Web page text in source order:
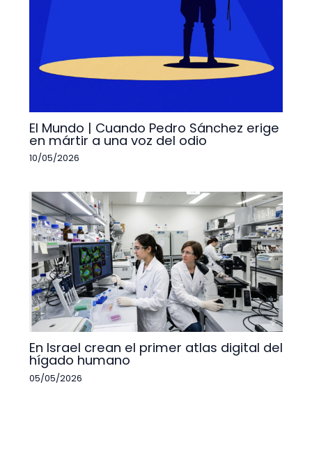
El Mundo | Cuando Pedro Sánchez erige
en mártir a una voz del odio
10/05/2026
En Israel crean el primer atlas digital del
hígado humano
05/05/2026